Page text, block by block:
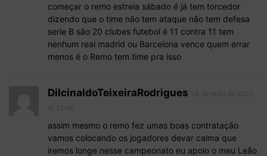
começar o remo estreia sábado é já tem torcedor
dizendo que o time não tem ataque não tem defesa
serie B são 20 clubes futebol é 11 contra 11 tem
nenhum real madrid ou Barcelona vence quem errar
menos é o Remo tem time pra isso
DilcinaldoTeixeiraRodrigues
assim mesmo o remo fez umas boas contratação
vamos colocando os jogadores devar calma que
iremos longe nesse campeonato eu apoio o meu Leão